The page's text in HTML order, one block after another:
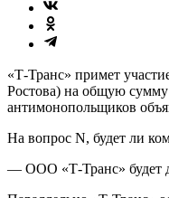
«Т-Транс» примет
Ростова) на общую
антимонопольщиков
На вопрос N, будет ли
— ООО «Т-Транс» будет